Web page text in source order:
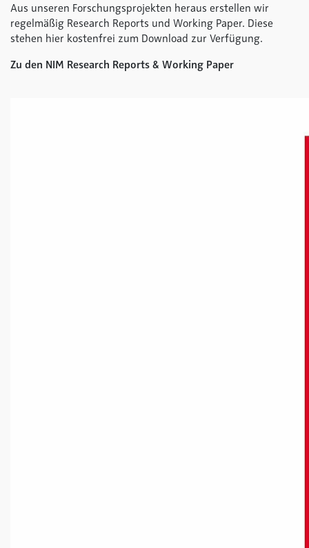
Aus unseren Forschungsprojekten heraus erstellen wir
regelmäßig Research Reports und Working Paper. Diese
stehen hier kostenfrei zum Download zur Verfügung.
Zu den NIM Research Reports & Working Paper